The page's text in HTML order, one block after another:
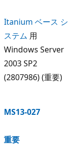
Itanium ベース シ
ステム 用
Windows Server
2003 SP2
(2807986) (重要)
MS13-027
重要